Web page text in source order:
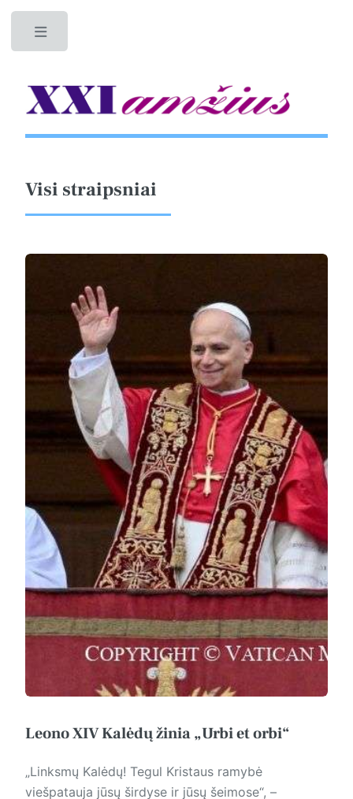
Visi straipsniai
Leono XIV Kalėdų žinia „Urbi et orbi“
„Linksmų Kalėdų! Tegul Kris­taus ramybė
viešpatauja jūsų širdyse ir jūsų šeimose“, –